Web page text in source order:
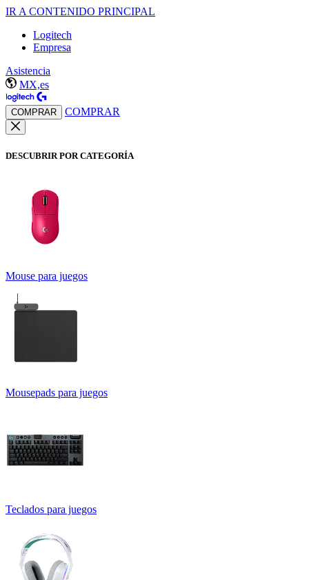
IR A CONTENIDO PRINCIPAL
Logitech
Empresa
Asistencia
MX,es
COMPRAR COMPRAR
DESCUBRIR POR CATEGORÍA
Mouse para juegos
Mousepads para juegos
Teclados para juegos